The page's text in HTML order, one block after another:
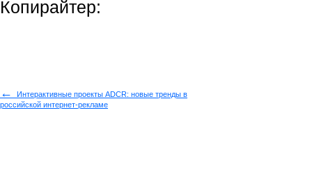
Копирайтер:
←
Интерактивные проекты ADCR: новые тренды в
российской интернет-рекламе